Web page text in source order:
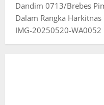
Dandim 0713/Brebes
Dalam Rangka Harkitnas
IMG-20250520-WA0052